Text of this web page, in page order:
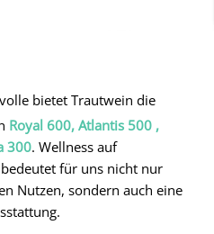
bietet Trautwein die
Royal 600, Atlantis 500 ,
300. Wellness auf
für uns nicht nur
Nutzen, sondern auch eine